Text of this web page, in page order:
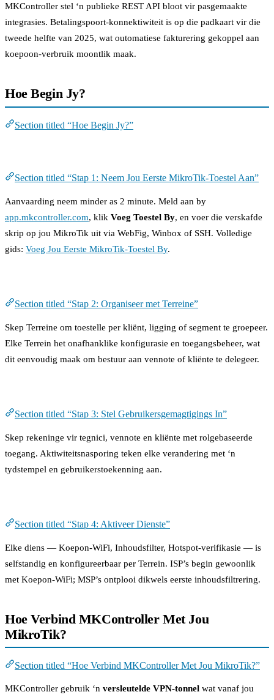
MKController stel ‘n publieke REST API bloot vir pasgemaakte
integrasies. Betalingspoort-konnektiwiteit is op die padkaart vir die
tweede helfte van 2025, wat outomatiese fakturering gekoppel aan
koepoon-verbruik moontlik maak.
Hoe Begin Jy?
Section titled “Hoe Begin Jy?”
Section titled “Stap 1: Neem Jou Eerste MikroTik-Toestel Aan”
Aanvaarding neem minder as 2 minute. Meld aan by
app.mkcontroller.com, klik Voeg Toestel By, en voer die verskafde
skrip op jou MikroTik uit via WebFig, Winbox of SSH. Volledige
gids: Voeg Jou Eerste MikroTik-Toestel By.
Section titled “Stap 2: Organiseer met Terreine”
Skep Terreine om toestelle per kliënt, ligging of segment te groepeer.
Elke Terrein het onafhanklike konfigurasie en toegangsbeheer, wat
dit eenvoudig maak om bestuur aan vennote of kliënte te delegeer.
Section titled “Stap 3: Stel Gebruikersgemagtigings In”
Skep rekeninge vir tegnici, vennote en kliënte met rolgebaseerde
toegang. Aktiwiteitsnasporing teken elke verandering met ‘n
tydstempel en gebruikerstoekenning aan.
Section titled “Stap 4: Aktiveer Dienste”
Elke diens — Koepon-WiFi, Inhoudsfilter, Hotspot-verifikasie — is
selfstandig en konfigureerbaar per Terrein. ISP’s begin gewoonlik
met Koepon-WiFi; MSP’s ontplooi dikwels eerste inhoudsfiltrering.
Hoe Verbind MKController Met Jou
MikroTik?
Section titled “Hoe Verbind MKController Met Jou MikroTik?”
MKController gebruik ‘n versleutelde VPN-tonnel wat vanaf jou